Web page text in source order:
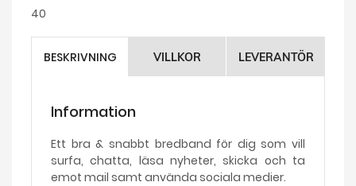
40
BESKRIVNING VILLKOR LEVERANTÖR
Information
Ett bra & snabbt bredband för dig som vill
surfa, chatta, läsa nyheter, skicka och ta
emot mail samt använda sociala medier.